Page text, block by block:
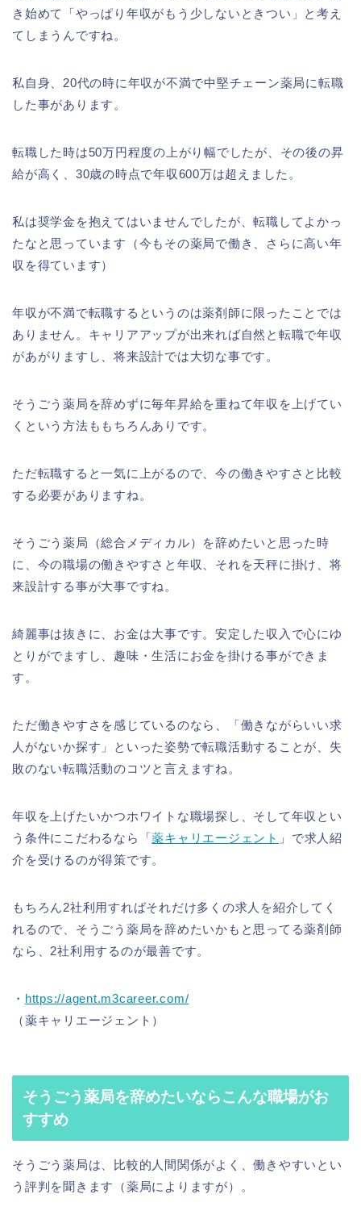
き始めて「やっぱり年収がもう少しないときつい」と考え
てしまうんですね。
私自身、20代の時に年収が不満で中堅チェーン薬局に転職
した事があります。
転職した時は50万円程度の上がり幅でしたが、その後の昇
給が高く、30歳の時点で年収600万は超えました。
私は奨学金を抱えてはいませんでしたが、転職してよかっ
たなと思っています（今もその薬局で働き、さらに高い年
収を得ています）
年収が不満で転職するというのは薬剤師に限ったことでは
ありません。キャリアアップが出来れば自然と転職で年収
があがりますし、将来設計では大切な事です。
そうごう薬局を辞めずに毎年昇給を重ねて年収を上げてい
くという方法ももちろんありです。
ただ転職すると一気に上がるので、今の働きやすさと比較
する必要がありますね。
そうごう薬局（総合メディカル）を辞めたいと思った時
に、今の職場の働きやすさと年収、それを天秤に掛け、将
来設計する事が大事ですね。
綺麗事は抜きに、お金は大事です。安定した収入で心にゆ
とりがでますし、趣味・生活にお金を掛ける事ができま
す。
ただ働きやすさを感じているのなら、「働きながらいい求
人がないか探す」といった姿勢で転職活動することが、失
敗のない転職活動のコツと言えますね。
年収を上げたいかつホワイトな職場探し、そして年収とい
う条件にこだわるなら「薬キャリエージェント 」で求人紹
介を受けるのが得策です。
もちろん2社利用すればそれだけ多くの求人を紹介してく
れるので、そうごう薬局を辞めたいかもと思ってる薬剤師
なら、2社利用するのが最善です。
・ https://agent.m3career.com/
（薬キャリエージェント）
そうごう薬局を辞めたいならこんな職場がお
すすめ
そうごう薬局は、比較的人間関係がよく、働きやすいとい
う評判を聞きます（薬局によりますが）。